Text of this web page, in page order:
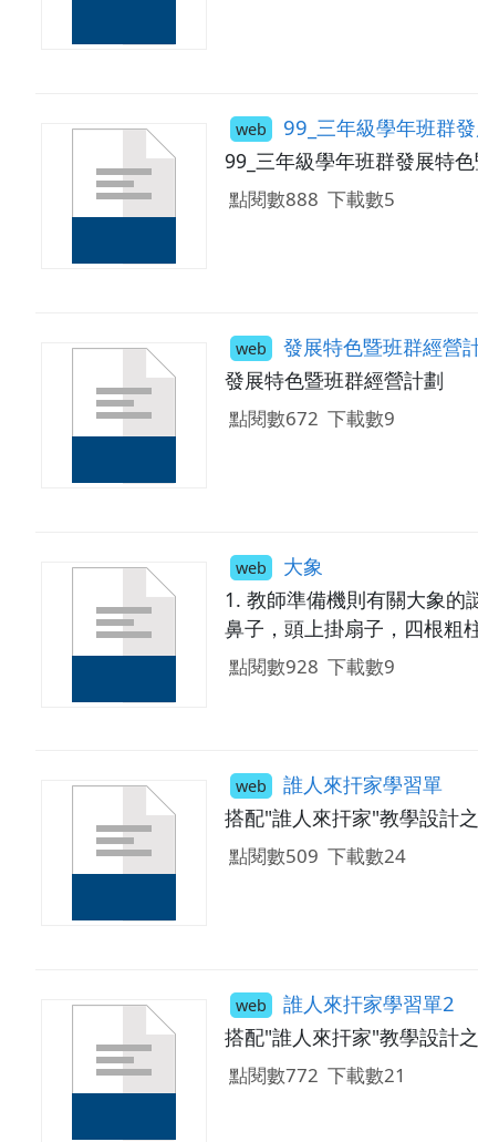
web 99_三年級學年班群
99_三年級學年班群發展特
點閱數888 下載數5
web 發展特色暨班群經營
發展特色暨班群經營計劃
點閱數672 下載數9
web 大象
1. 教師準備機則有關大象的
鼻子，頭上掛扇子，四根粗
點閱數928 下載數9
web 誰人來扞家學習單
搭配"誰人來扞家"教學設計
點閱數509 下載數24
web 誰人來扞家學習單2
搭配"誰人來扞家"教學設計
點閱數772 下載數21